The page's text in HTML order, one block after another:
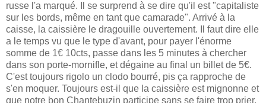
russe l'a marqué. Il se surprend à se dire qu'il est "capitaliste
sur les bords, même en tant que camarade". Arrivé à la
caisse, la caissière le dragouille ouvertement. Il faut dire elle
a le temps vu que le type d'avant, pour payer l'énorme
somme de 1€ 10cts, passe dans les 5 minutes à chercher
dans son porte-mornifle, et dégaine au final un billet de 5€.
C'est toujours rigolo un clodo bourré, pis ça rapproche de
s'en moquer. Toujours est-il que la caissière est mignonne et
que notre bon Chantebuzin participe sans se faire trop prier.